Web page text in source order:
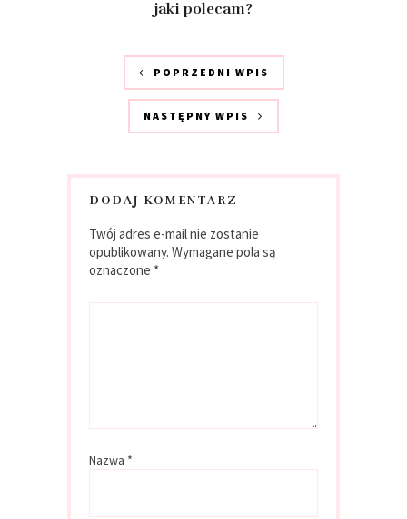
jaki polecam?
POPRZEDNI WPIS
NASTĘPNY WPIS
DODAJ KOMENTARZ
Twój adres e-mail nie zostanie
opublikowany. Wymagane pola są
oznaczone *
Nazwa *